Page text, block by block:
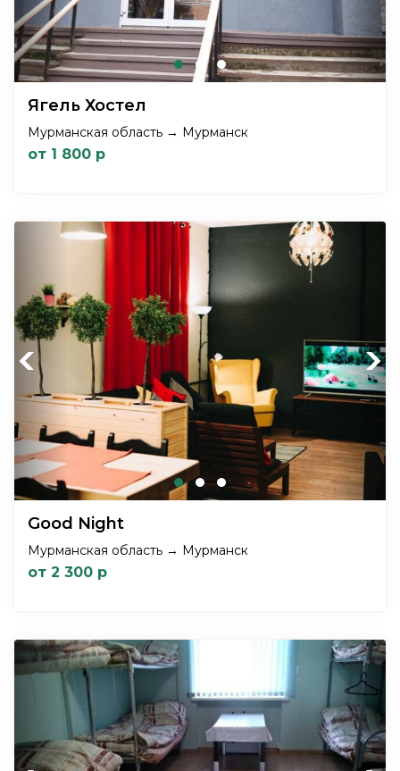
Ягель Хостел
Мурманская область → Мурманск
от 1 800 р
Previous Next
Good Night
Мурманская область → Мурманск
от 2 300 р